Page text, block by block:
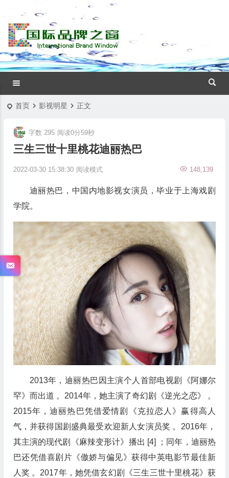
首页 影视明星 正文
三生三世十里桃花迪丽热巴
2022-03-30 15:38:30 148,139
字数 295 阅读0分59秒
阅读模式
迪丽热巴，中国内地影视女演员，毕业于上海戏剧
学院。
2013年，迪丽热巴因主演个人首部电视剧《阿娜尔
罕》而出道 。2014年，她主演了奇幻剧《逆光之恋》 。
2015年，迪丽热巴凭借爱情剧《克拉恋人》赢得高人
气，并获得国剧盛典最受欢迎新人女演员奖 。2016年，
其主演的现代剧《麻辣变形计》播出 [4] ；同年，迪丽热
巴还凭借喜剧片《傲娇与偏见》获得中英电影节最佳新
人奖 。2017年，她凭借玄幻剧《三生三世十里桃花》获